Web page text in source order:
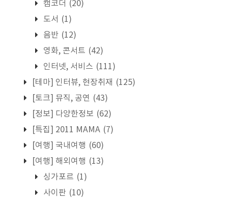
캠코더 (20)
도서 (1)
음반 (12)
영화, 콘서트 (42)
인터넷, 서비스 (111)
[테마] 인터뷰, 현장취재 (125)
[토크] 뮤직, 공연 (43)
[정보] 다양한정보 (62)
[특집] 2011 MAMA (7)
[여행] 국내여행 (60)
[여행] 해외여행 (13)
싱가포르 (1)
사이판 (10)